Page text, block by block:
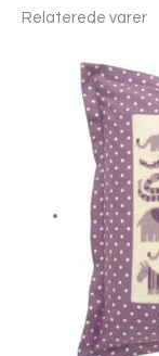
Relaterede varer